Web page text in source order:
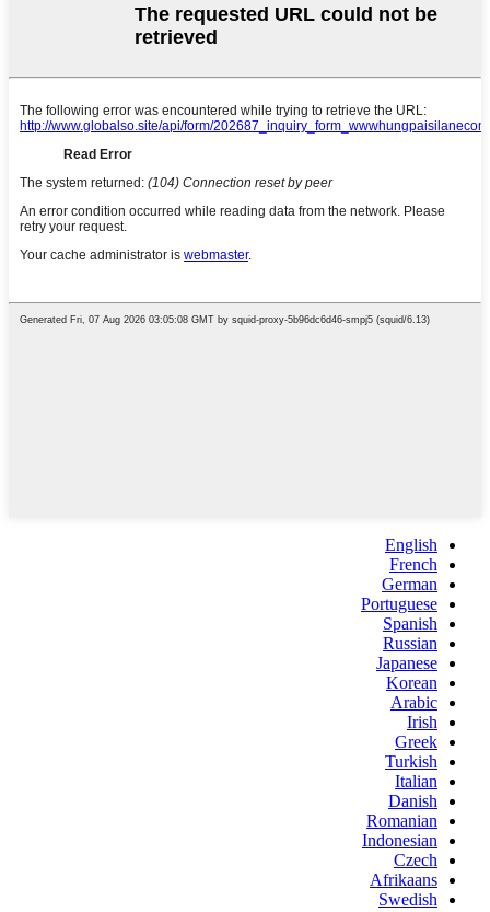
English
French
German
Portuguese
Spanish
Russian
Japanese
Korean
Arabic
Irish
Greek
Turkish
Italian
Danish
Romanian
Indonesian
Czech
Afrikaans
Swedish